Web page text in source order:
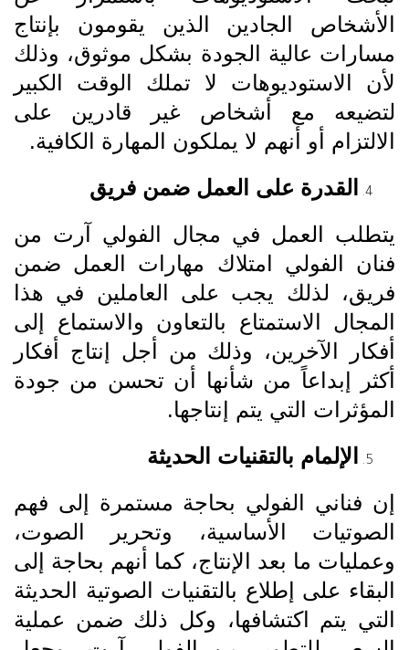
الأشخاص الجادين الذين يقومون بإنتاج
مسارات عالية الجودة بشكل موثوق، وذلك
لأن الاستوديوهات لا تملك الوقت الكبير
لتضيعه مع أشخاص غير قادرين على
الالتزام أو أنهم لا يملكون المهارة الكافية.
القدرة على العمل ضمن فريق
يتطلب العمل في مجال الفولي آرت من
فنان الفولي امتلاك مهارات العمل ضمن
فريق، لذلك يجب على العاملين في هذا
المجال الاستمتاع بالتعاون والاستماع إلى
أفكار الآخرين، وذلك من أجل إنتاج أفكار
أكثر إبداعاً من شأنها أن تحسن من جودة
المؤثرات التي يتم إنتاجها.
الإلمام بالتقنيات الحديثة
إن فناني الفولي بحاجة مستمرة إلى فهم
الصوتيات الأساسية، وتحرير الصوت،
وعمليات ما بعد الإنتاج، كما أنهم بحاجة إلى
البقاء على إطلاع بالتقنيات الصوتية الحديثة
التي يتم اكتشافها، وكل ذلك ضمن عملية